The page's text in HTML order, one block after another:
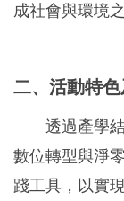
成社會與環境
二、活動特
透過產學結
數位轉型與淨
踐工具，以實